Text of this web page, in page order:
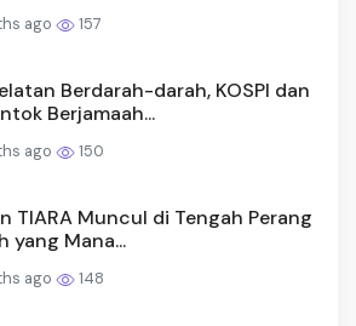
ago 157
Berdarah-darah, KOSPI dan
Berjamaah...
ago 150
TIARA Muncul di Tengah Perang
yang Mana...
ago 148